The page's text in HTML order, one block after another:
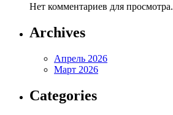
Нет комментариев для просмотра.
Archives
Апрель 2026
Март 2026
Categories